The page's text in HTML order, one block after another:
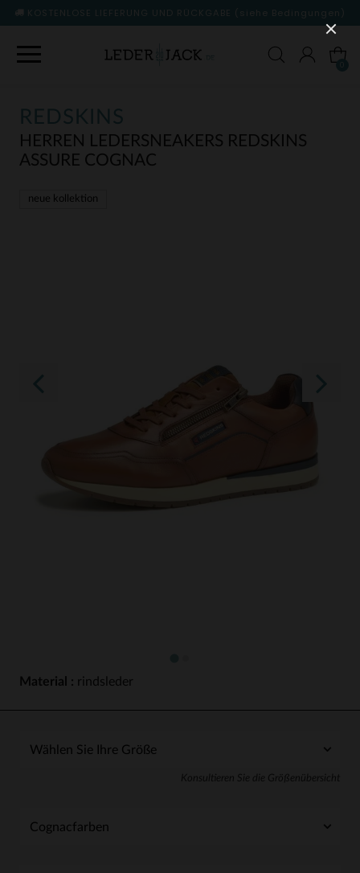
KOSTENLOSE LIEFERUNG UND RÜCKGABE (siehe Bedingungen)
REDSKINS
HERREN LEDERSNEAKERS REDSKINS
ASSURE COGNAC
neue kollektion
Material : rindsleder
Konsultieren Sie die Größenübersicht